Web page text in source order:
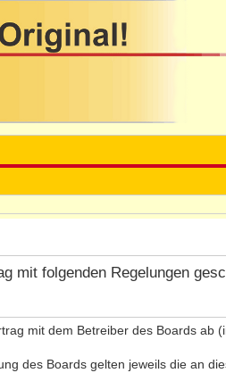
mit folgenden Regelungen
mit dem Betreiber des Boards ab
des Boards gelten jeweils die an